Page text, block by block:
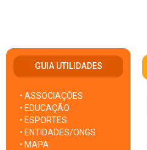
GUIA UTILIDADES
• ASSOCIAÇÕES
• EDUCAÇÃO
• ESPORTES
• ENTIDADES/ONGS
• MAPA